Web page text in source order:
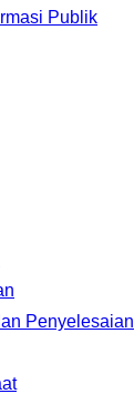
Publik
Penyelesaian